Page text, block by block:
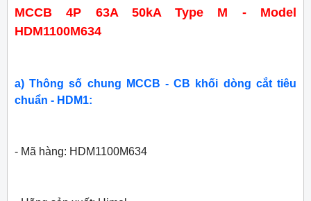
MCCB 4P 63A 50kA Type M - Model
HDM1100M634
a) Thông số chung MCCB - CB khối dòng cắt tiêu
chuẩn - HDM1:
- Mã hàng: HDM1100M634